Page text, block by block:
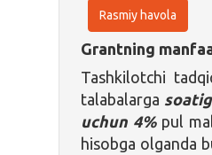
Rasmiy havola
Grantning
Tashkilotchi
talabalarga
uchun 4%pul
hisobga olganda